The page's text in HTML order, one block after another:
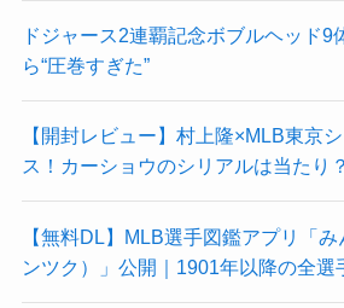
ドジャース2連覇記念ボブルヘッド9
ら“圧巻すぎた”
【開封レビュー】村上隆×MLB東京
ス！カーショウのシリアルは当たり？
【無料DL】MLB選手図鑑アプリ「
ンツク）」公開｜1901年以降の全選